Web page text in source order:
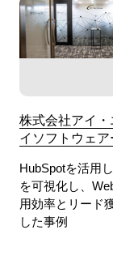
株式会社アイ・
イソフトウェア
HubSpotを活用
を可視化し、
用効率とリード
した事例